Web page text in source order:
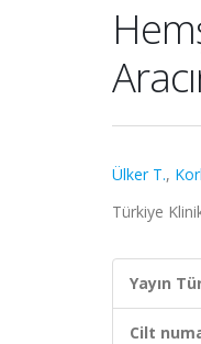
Ülker T.,
Türkiye
Yayın
Cilt